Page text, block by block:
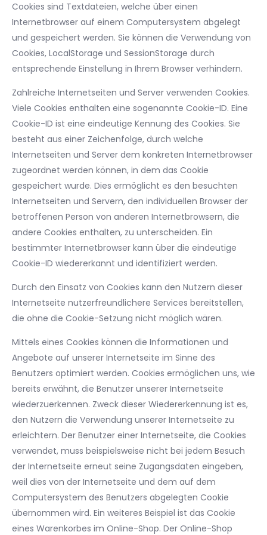
Cookies sind Textdateien, welche über einen
Internetbrowser auf einem Computersystem abgelegt
und gespeichert werden. Sie können die Verwendung von
Cookies, LocalStorage und SessionStorage durch
entsprechende Einstellung in Ihrem Browser verhindern.
Zahlreiche Internetseiten und Server verwenden Cookies.
Viele Cookies enthalten eine sogenannte Cookie-ID. Eine
Cookie-ID ist eine eindeutige Kennung des Cookies. Sie
besteht aus einer Zeichenfolge, durch welche
Internetseiten und Server dem konkreten Internetbrowser
zugeordnet werden können, in dem das Cookie
gespeichert wurde. Dies ermöglicht es den besuchten
Internetseiten und Servern, den individuellen Browser der
betroffenen Person von anderen Internetbrowsern, die
andere Cookies enthalten, zu unterscheiden. Ein
bestimmter Internetbrowser kann über die eindeutige
Cookie-ID wiedererkannt und identifiziert werden.
Durch den Einsatz von Cookies kann den Nutzern dieser
Internetseite nutzerfreundlichere Services bereitstellen,
die ohne die Cookie-Setzung nicht möglich wären.
Mittels eines Cookies können die Informationen und
Angebote auf unserer Internetseite im Sinne des
Benutzers optimiert werden. Cookies ermöglichen uns, wie
bereits erwähnt, die Benutzer unserer Internetseite
wiederzuerkennen. Zweck dieser Wiedererkennung ist es,
den Nutzern die Verwendung unserer Internetseite zu
erleichtern. Der Benutzer einer Internetseite, die Cookies
verwendet, muss beispielsweise nicht bei jedem Besuch
der Internetseite erneut seine Zugangsdaten eingeben,
weil dies von der Internetseite und dem auf dem
Computersystem des Benutzers abgelegten Cookie
übernommen wird. Ein weiteres Beispiel ist das Cookie
eines Warenkorbes im Online-Shop. Der Online-Shop